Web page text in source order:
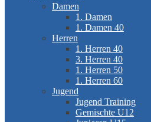
Damen
1. Damen
1. Damen 40
Herren
1. Herren 40
3. Herren 40
1. Herren 50
1. Herren 60
Jugend
Jugend Training
Gemischte U12